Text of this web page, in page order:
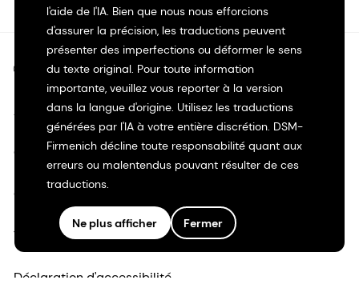
l'aide de l'IA. Bien que nous nous efforcions
d'assurer la précision, les traductions peuvent
présenter des imperfections ou déformer le sens
du texte original. Pour toute information
importante, veuillez vous reporter à la version
dans la langue d'origine. Utilisez les traductions
générées par l'IA à votre entière discrétion. DSM-
Firmenich décline toute responsabilité quant aux
erreurs ou malentendus pouvant résulter de ces
traductions.
Ne plus afficher Fermer
©2026 dsm-firmenich. Tous droits réservés.
Avis de confidentialité
Conditions d'utilisation
Conditions d'utilisation
Transparence en Californie
Déclaration d'accessibilité